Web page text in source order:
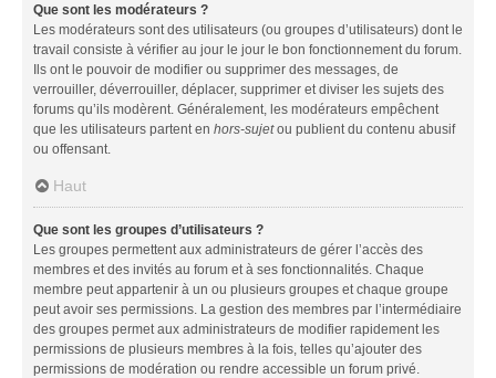
Que sont les modérateurs ?
Les modérateurs sont des utilisateurs (ou groupes d’utilisateurs) dont le
travail consiste à vérifier au jour le jour le bon fonctionnement du forum.
Ils ont le pouvoir de modifier ou supprimer des messages, de
verrouiller, déverrouiller, déplacer, supprimer et diviser les sujets des
forums qu’ils modèrent. Généralement, les modérateurs empêchent
que les utilisateurs partent en hors-sujetou publient du contenu abusif
ou offensant.
Haut
Que sont les groupes d’utilisateurs ?
Les groupes permettent aux administrateurs de gérer l’accès des
membres et des invités au forum et à ses fonctionnalités. Chaque
membre peut appartenir à un ou plusieurs groupes et chaque groupe
peut avoir ses permissions. La gestion des membres par l’intermédiaire
des groupes permet aux administrateurs de modifier rapidement les
permissions de plusieurs membres à la fois, telles qu’ajouter des
permissions de modération ou rendre accessible un forum privé.